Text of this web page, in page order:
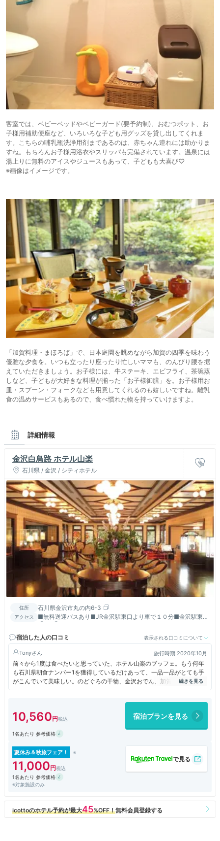
客室では、ベビーベッドやベビーガード(要予約制)、おむつポット、お
子様用補助便座など、いろいろな子ども用グッズを貸し出してくれま
す。こちらの哺乳瓶洗浄用剤まであるのは、赤ちゃん連れには助かりま
すね。もちろんお子様用浴衣やスリッパも完備されています。温泉には
湯上りに無料のアイスやジュースもあって、子どもも大喜び♡
※画像はイメージです。
「加賀料理・まほろば」で、日本庭園を眺めながら加賀の四季を味わう
優雅な夕食を。いつも立ったり座ったり忙しいママも、のんびり腰を据
えていただきましょう。お子様には、牛ステーキ、エビフライ、茶碗蒸
しなど、子どもが大好きな料理が揃った「お子様御膳」を。お子様用お
皿・スプーン・フォークなども用意してくれるのも嬉しいですね。離乳
食の温めサービスもあるので、食べ慣れた物を持っていけますよ。
詳細情報
金沢白鳥路 ホテル山楽
石川県 / 金沢 / シティホテル
住所 石川県金沢市丸の内6-3
アクセス
■無料送迎バスあり■JR金沢駅東口より車で１０分■金沢駅東口
宿泊した人の口コミ
表示される口コミについて
Tony 旅行時期 2020年10月
前々から1度は食べたいと思っていた、ホテル山楽のブッフェ。もう何年
も石川県朝食ナンバー1を獲得しているだけあって、一品一品がとても手
がこんでいて美味しい。のどぐろの干物、金沢おでん、加賀野菜のおひた
し、能登牛のコロッケなどなど晩御飯にでてきても遜色ない料理が並んで
10,560 宿泊プランを見る
1名あたり 参考価格
夏休み＆秋旅フェア！
11,000
1名あたり 参考価格
※対象施設のみ